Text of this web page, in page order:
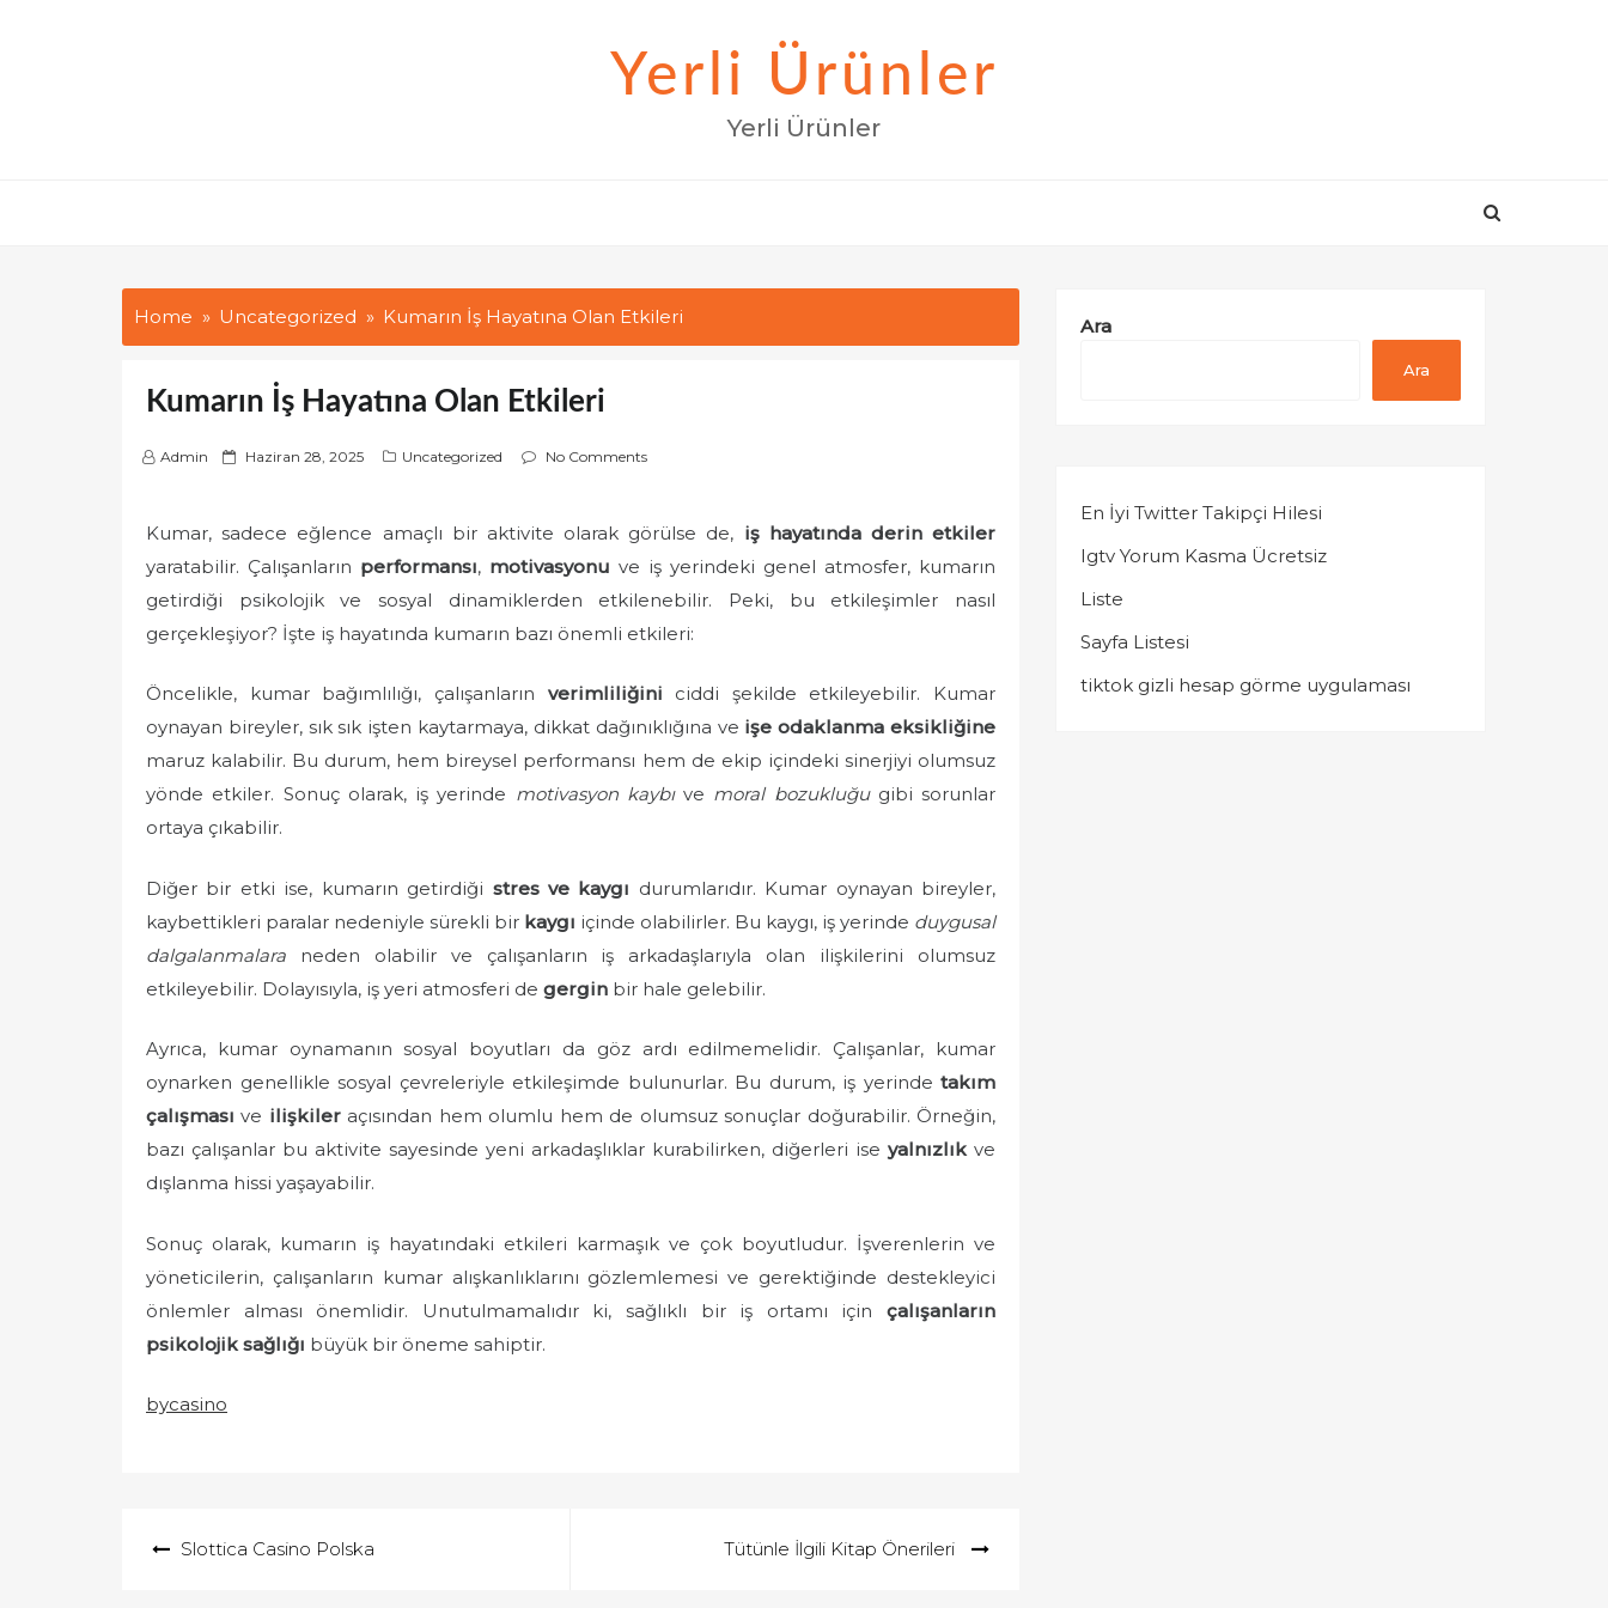
Yerli Ürünler
Yerli Ürünler
Home Uncategorized Kumarın İş Hayatına Olan Etkileri
Kumarın İş Hayatına Olan Etkileri
Admin
P
t
e
o
n
Haziran 28, 2025 Uncategorized No Comments
Kumar, sadece eğlence amaçlı bir aktivite olarak görülse de, iş hayatında derin etkiler
yaratabilir. Çalışanların performansı, motivasyonu ve iş yerindeki genel atmosfer, kumarın
getirdiği psikolojik ve sosyal dinamiklerden etkilenebilir. Peki, bu etkileşimler nasıl
gerçekleşiyor? İşte iş hayatında kumarın bazı önemli etkileri:
Öncelikle, kumar bağımlılığı, çalışanların verimliliğini ciddi şekilde etkileyebilir. Kumar
oynayan bireyler, sık sık işten kaytarmaya, dikkat dağınıklığına ve işe odaklanma eksikliğine
maruz kalabilir. Bu durum, hem bireysel performansı hem de ekip içindeki sinerjiyi olumsuz
yönde etkiler. Sonuç olarak, iş yerinde motivasyon kaybıve moral bozukluğugibi sorunlar
ortaya çıkabilir.
Diğer bir etki ise, kumarın getirdiği stres ve kaygı durumlarıdır. Kumar oynayan bireyler,
kaybettikleri paralar nedeniyle sürekli bir kaygı içinde olabilirler. Bu kaygı, iş yerinde duygusal
dalgalanmalara neden olabilir ve çalışanların iş arkadaşlarıyla olan ilişkilerini olumsuz
etkileyebilir. Dolayısıyla, iş yeri atmosferi de gergin bir hale gelebilir.
Ayrıca, kumar oynamanın sosyal boyutları da göz ardı edilmemelidir. Çalışanlar, kumar
oynarken genellikle sosyal çevreleriyle etkileşimde bulunurlar. Bu durum, iş yerinde takım
çalışması ve ilişkileraçısından hem olumlu hem de olumsuz sonuçlar doğurabilir. Örneğin,
bazı çalışanlar bu aktivite sayesinde yeni arkadaşlıklar kurabilirken, diğerleri ise yalnızlıkve
dışlanma hissi yaşayabilir.
Sonuç olarak, kumarın iş hayatındaki etkileri karmaşık ve çok boyutludur. İşverenlerin ve
yöneticilerin, çalışanların kumar alışkanlıklarını gözlemlemesi ve gerektiğinde destekleyici
önlemler alması önemlidir. Unutulmamalıdır ki, sağlıklı bir iş ortamı için çalışanların
psikolojik sağlığı büyük bir öneme sahiptir.
bycasino
gezinmesi
Slottica Casino Polska Tütünle İlgili Kitap Önerileri
Ara
Ara
En İyi Twitter Takipçi Hilesi
Igtv Yorum Kasma Ücretsiz
Liste
Sayfa Listesi
tiktok gizli hesap görme uygulaması